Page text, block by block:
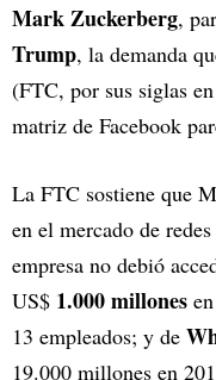
Mark Zuckerberg,
Trump, la demanda
(FTC, por sus siglas
matriz de Facebook
La FTC sostiene que
en el mercado de
empresa no debió
US$ 1.000 millones
13 empleados; y de
19.000 millones en